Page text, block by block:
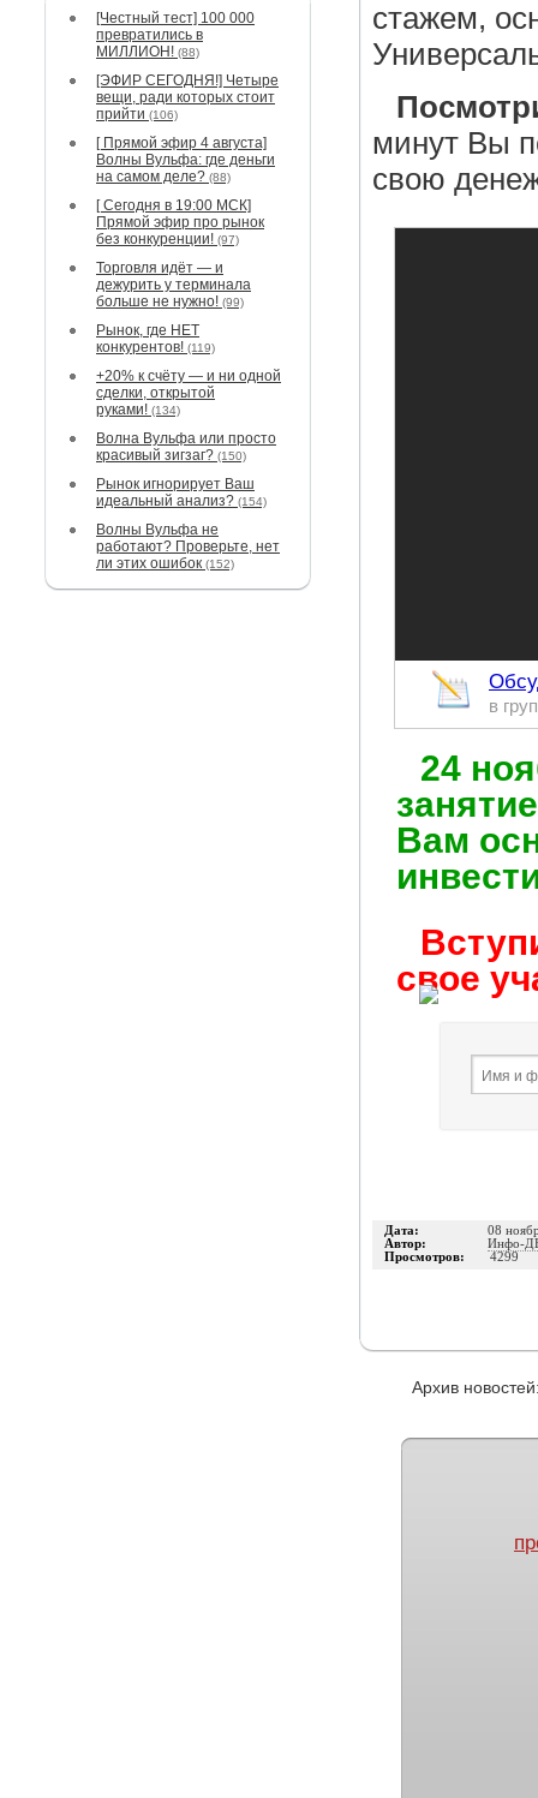
[Честный тест] 100 000
превратились в
МИЛЛИОН! (88)
[ЭФИР СЕГОДНЯ!] Четыре
вещи, ради которых стоит
прийти (106)
[ Прямой эфир 4 августа]
Волны Вульфа: где деньги
на самом деле? (88)
[ Сегодня в 19:00 МСК]
Прямой эфир про рынок
без конкуренции! (97)
Торговля идёт — и
дежурить у терминала
больше не нужно! (99)
Рынок, где НЕТ
конкурентов! (119)
+20% к счёту — и ни одной
сделки, открытой
руками! (134)
Волна Вульфа или просто
красивый зигзаг? (150)
Рынок игнорирует Ваш
идеальный анализ? (154)
Волны Вульфа не
работают? Проверьте, нет
ли этих ошибок (152)
стажем,
минут Вы
свою
в
24
Вам
свое
Дата: 08
Автор: Инфо-
Просмотров: 4299
Архив